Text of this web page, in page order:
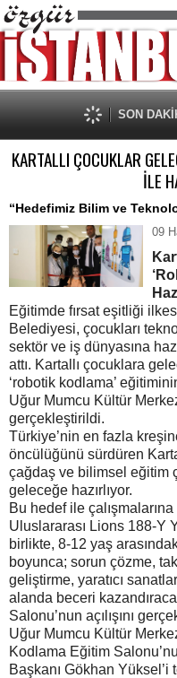
SON
KARTALLI ÇOCUKLAR
İLE
“Hedefimiz Bilim ve
09
Eğitimde fırsat eşitliği
Belediyesi, çocukları
sektör ve iş dünyasına
attı. Kartallı çocuklara
‘robotik kodlama’
Uğur Mumcu Kültür
gerçekleştirildi.
Türkiye’nin en fazla
öncülüğünü sürdüren
çağdaş ve bilimsel eğitim
geleceğe hazırlıyor.
Bu hedef ile
Uluslararası Lions 188-Y
birlikte, 8-12 yaş
boyunca; sorun çözme,
geliştirme, yaratıcı
alanda beceri
Salonu’nun açılışını
Uğur Mumcu Kültür
Kodlama Eğitim
Başkanı Gökhan Yüksel’i